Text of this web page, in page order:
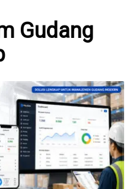
Gudang